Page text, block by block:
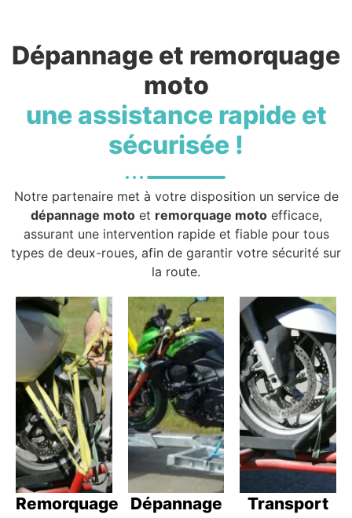
Dépannage et remorquage
moto
une assistance rapide et
sécurisée !
Notre partenaire met à votre disposition un service de
dépannage motoet remorquage motoefficace,
assurant une intervention rapide et fiable pour tous
types de deux-roues, afin de garantir votre sécurité sur
la route.
Remorquage
Dépannage
Transport